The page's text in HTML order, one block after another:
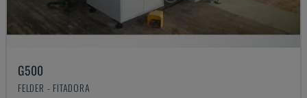
G500
FELDER - FITADORA